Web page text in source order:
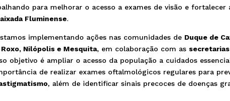
para melhorar o acesso a exames de visão e fortalecer
Fluminense.
implementando ações nas comunidades de Duque de
Nilópolis e Mesquita, em colaboração com as
objetivo é ampliar o acesso da população a cuidados
de realizar exames oftalmológicos regulares para
, além de identificar sinais precoces de doenças